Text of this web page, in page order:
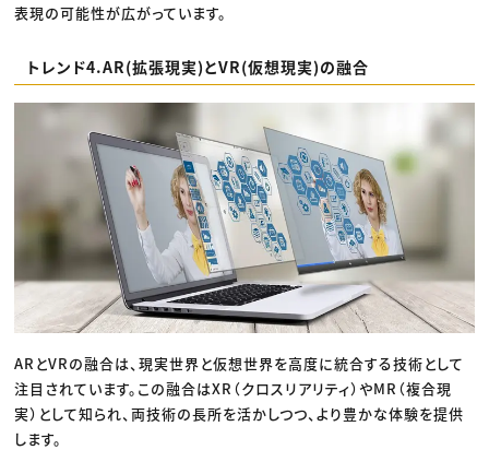
表現の可能性が広がっています。
トレンド4.AR(拡張現実)とVR(仮想現実)の融合
ARとVRの融合は、現実世界と仮想世界を高度に統合する技術として
注目されています。この融合はXR（クロスリアリティ）やMR（複合現
実）として知られ、両技術の長所を活かしつつ、より豊かな体験を提供
します。